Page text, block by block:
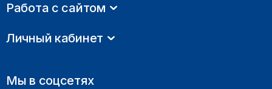
Работа с сайтом
Личный кабинет
Мы в соцсетях